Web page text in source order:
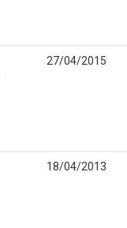
27/04/2015
18/04/2013